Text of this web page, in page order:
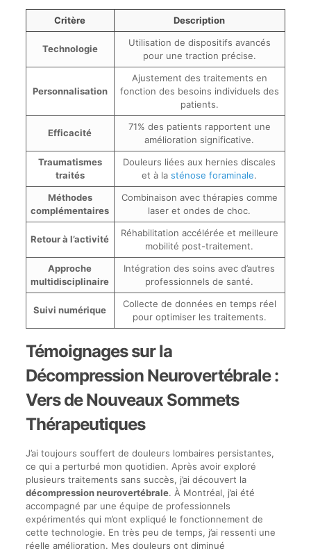
Critère Description
Technologie
Utilisation de dispositifs avancés
pour une traction précise.
Personnalisation
Ajustement des traitements en
fonction des besoins individuels des
patients.
Efficacité
71% des patients rapportent une
amélioration significative.
Traumatismes
traités
Douleurs liées aux hernies discales
et à lasténose foraminale.
Méthodes
complémentaires
Combinaison avec thérapies comme
laser et ondes de choc.
Retour à l’activité
Réhabilitation accélérée et meilleure
mobilité post-traitement.
Approche
multidisciplinaire
Intégration des soins avec d’autres
professionnels de santé.
Suivi numérique
Collecte de données en temps réel
pour optimiser les traitements.
Témoignages sur la
Décompression Neurovertébrale :
Vers de Nouveaux Sommets
Thérapeutiques
J’ai toujours souffert de douleurs lombaires persistantes,
ce qui a perturbé mon quotidien. Après avoir exploré
plusieurs traitements sans succès, j’ai découvert la
décompression neurovertébrale. À Montréal, j’ai été
accompagné par une équipe de professionnels
expérimentés qui m’ont expliqué le fonctionnement de
cette technologie. En très peu de temps, j’ai ressenti une
réelle amélioration. Mes douleurs ont diminué